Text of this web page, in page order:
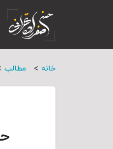
خانه > مطالب